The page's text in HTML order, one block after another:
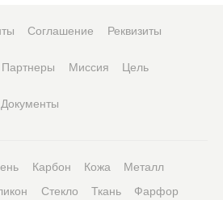
Соглашение Реквизиты
Партнеры Миссия Цель
Документы
Карбон Кожа
Металл
Стекло Ткань Фарфор